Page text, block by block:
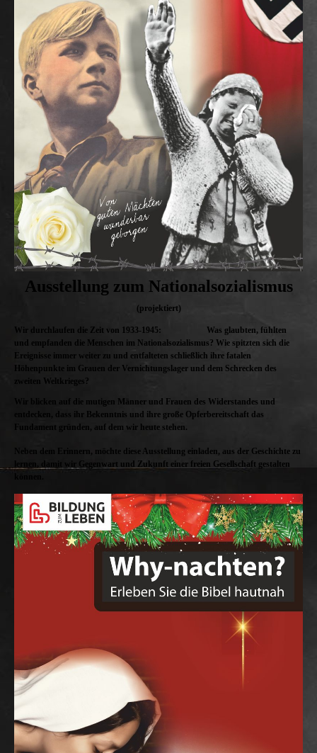
Ausstellung zum Nationalsozialismus
(projektiert)
Wir durchlaufen die Zeit von 1933-1945:
Was glaubten, fühlten
und empfanden die Menschen im Nationalsozialismus? Wie spitzten sich die
Ereignisse immer weiter zu und entfalteten schließlich ihre fatalen
Höhenpunkte im Grauen der Vernichtungslager und dem Schrecken des
zweiten Weltkrieges?
Wir blicken auf die mutigen Männer und Frauen des Widerstandes und
entdecken, dass ihr Bekenntnis und ihre große Opferbereitschaft das
Fundament gründen, auf dem wir heute stehen.
Neben dem Erinnern, möchte diese Ausstellung einladen, aus der Geschichte zu
lernen, damit wir Gegenwart und Zukunft einer freien Gesellschaft gestalten